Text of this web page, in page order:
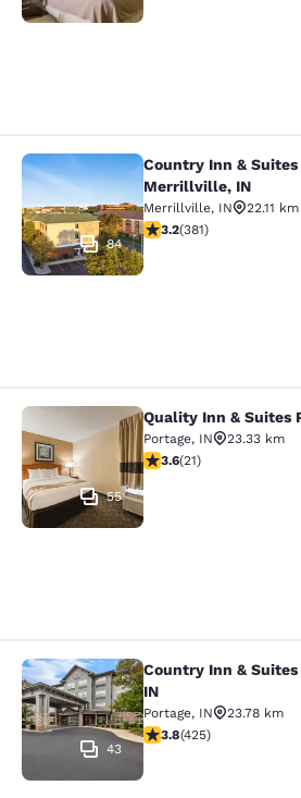
Country Inn & Suites
84
Country Inn & Suites
Merrillville, IN
Merrillville, IN
22.11 km
calificación de 3.18
3.2(381)
Quality Inn & Suites
55
Quality Inn & Suites
Portage, IN
23.33 km
calificación de 3.62
3.6(21)
Country Inn & Suites
43
Country Inn &
IN
Portage, IN
23.78 km
calificación de 3.79
3.8(425)